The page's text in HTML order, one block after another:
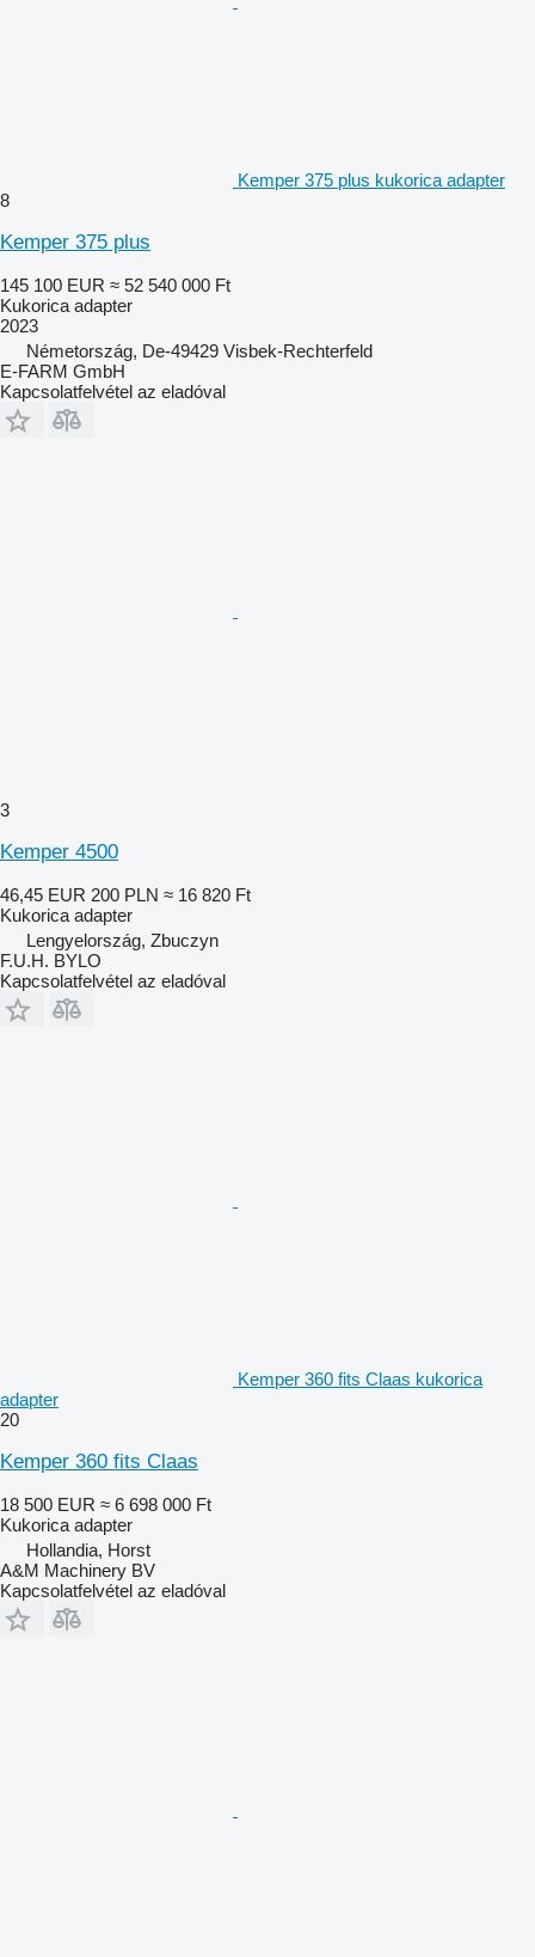
Kemper 375 plus kukorica adapter
8
Kemper 375 plus
145 100 EUR ≈ 52 540 000 Ft
Kukorica adapter
2023
Németország, De-49429 Visbek-Rechterfeld
E-FARM GmbH
Kapcsolatfelvétel az eladóval
3
Kemper 4500
46,45 EUR 200 PLN ≈ 16 820 Ft
Kukorica adapter
Lengyelország, Zbuczyn
F.U.H. BYLO
Kapcsolatfelvétel az eladóval
Kemper 360 fits Claas kukorica
adapter
20
Kemper 360 fits Claas
18 500 EUR ≈ 6 698 000 Ft
Kukorica adapter
Hollandia, Horst
A&M Machinery BV
Kapcsolatfelvétel az eladóval